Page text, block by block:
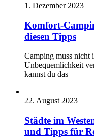
1. Dezember 2023
Komfort-
diesen Tipps
Camping muss nicht
Unbequemlichkeit
kannst du das
22. August 2023
Städte im
und Tipps für